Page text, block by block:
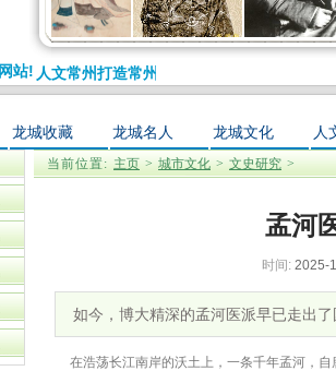
站!人文常州打造常州人文第一的门户网站!
龙城收藏 龙城名人 龙城文化 人
当前位置: 主页 > 城市文化 > 文史研究 >
孟河
时间: 2025-
如今，博大精深的孟河医派早已走出了
在浩荡长江南岸的沃土上，一条千年孟河，自